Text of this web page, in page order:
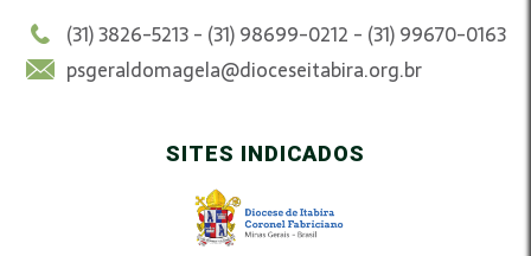
(31) 3826-5213 - (31) 98699-0212 - (31) 99670-0163
psgeraldomagela@dioceseitabira.org.br
SITES INDICADOS